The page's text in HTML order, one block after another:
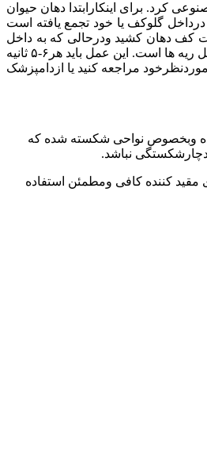
کرد. برای اینکارابتدا دهان حیوان
بازرسی وچک کنید. چنانچه درداخل گلوکف یا خود تجمع یافته است
سمت کف دهان کشید ودرحالی که به داخل
دهان حیوان می دمید (به صورت فوت کردن) با دست دیگرجلوی سوراخهای بینی را مسدود سازید. درهرباردمیدن باید سینه حیوان بالا بیاید که نشان دهنده ورود هوا به داخل ریه ها است. این عمل باید هر۶-۵ ثانیه
موردنظرخود مراجعه کنید یا ازدامپزشک
دیده وبخصوص نواحی شکسته شده که
دچارشکستگی نباشد.
مقید کننده کافی ومطمئن استفاده